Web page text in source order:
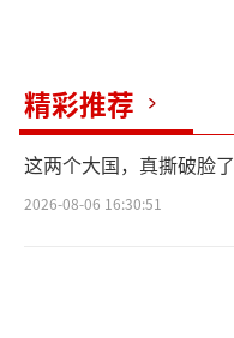
精彩推荐
这两个大国，真撕破脸了
2026-08-06 16:30:51